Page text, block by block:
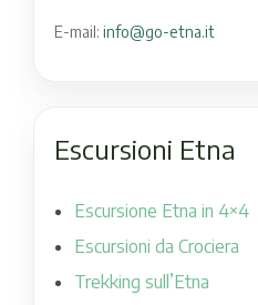
E-mail: info@go-etna.it
Escursioni Etna
Escursione Etna in 4×4
Escursioni da Crociera
Trekking sull’Etna